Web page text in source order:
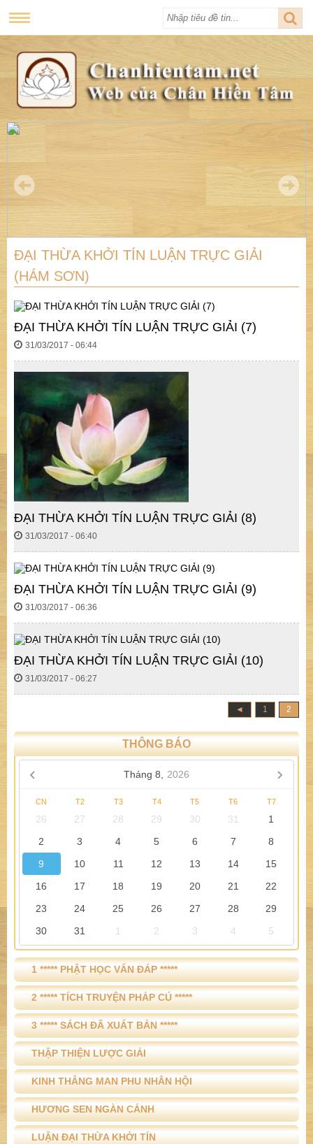
ĐẠI THỪA KHỞI TÍN LUẬN TRỰC GIẢI
(HÁM SƠN)
ĐẠI THỪA KHỞI TÍN LUẬN TRỰC GIẢI (7)
31/03/2017 - 06:44
ĐẠI THỪA KHỞI TÍN LUẬN TRỰC GIẢI (8)
31/03/2017 - 06:40
ĐẠI THỪA KHỞI TÍN LUẬN TRỰC GIẢI (9)
31/03/2017 - 06:36
ĐẠI THỪA KHỞI TÍN LUẬN TRỰC GIẢI (10)
31/03/2017 - 06:27
◄ 1 2
THÔNG BÁO
Tháng 8, 2026
CN T2 T3 T4 T5 T6 T7
26 27 28 29 30 31
1
2
3 4 5 6 7
8
9
10 11 12 13 14
15
16
17 18 19 20 21
22
23
24 25 26 27 28
29
30
31 1 2 3 4 5
1 ***** PHẬT HỌC VẤN ĐÁP *****
2 ***** TÍCH TRUYỆN PHÁP CÚ *****
3 ***** SÁCH ĐÃ XUẤT BẢN *****
THẬP THIỆN LƯỢC GIẢI
KINH THẮNG MAN PHU NHÂN HỘI
HƯƠNG SEN NGÀN CÁNH
LUẬN ĐẠI THỪA KHỞI TÍN